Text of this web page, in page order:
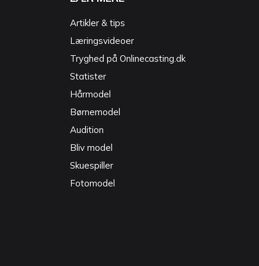
Artikler & tips
Læringsvideoer
Tryghed på Onlinecasting.dk
Statister
Hårmodel
Børnemodel
Audition
Bliv model
Skuespiller
Fotomodel